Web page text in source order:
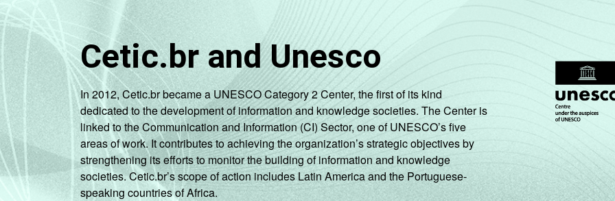
Cetic.br and Unesco
In 2012, Cetic.br became a UNESCO Category 2 Center, the first of its kind
dedicated to the development of information and knowledge societies. The Center is
linked to the Communication and Information (CI) Sector, one of UNESCO’s five
areas of work. It contributes to achieving the organization’s strategic objectives by
strengthening its efforts to monitor the building of information and knowledge
societies. Cetic.br’s scope of action includes Latin America and the Portuguese-
speaking countries of Africa.